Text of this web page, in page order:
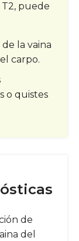
T2, puede
la vaina
carpo.
o quistes
de
del